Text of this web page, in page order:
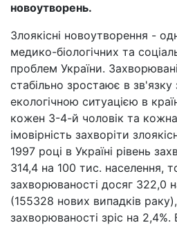
новоутворень.
Злоякісні новоутворення -
медико-біологічних та
проблем України.
стабільно зростаює в
екологічною ситуацією в
кожен 3-4-й чоловік та
імовірність захворіти
1997 році в Україні рівень
314,4 на 100 тис. населення,
захворюваності досяг 322,0
(155328 нових випадків
захворюваності зріс на 2,4%.